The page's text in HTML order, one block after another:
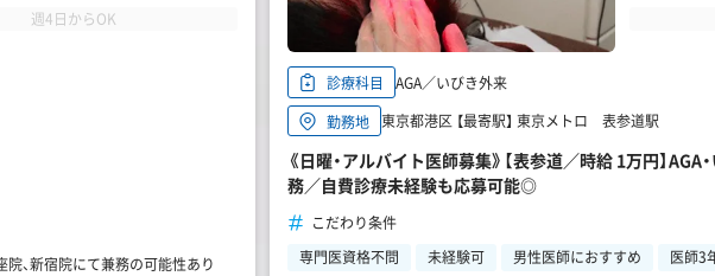
週4日からOK
院、新宿院にて兼務の可能性あり
診療科目
AGA／いびき外来
勤務地 東京都港区 【最寄駅】 東京メトロ 表参道駅
《日曜・アルバイト医師募集》【表参道／時給 1万円】AGA
務／自費診療未経験も応募可能◎
こだわり条件
専門医資格不問
未経験可 男性医師におすすめ 医師3